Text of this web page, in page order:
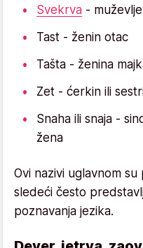
Svekrva -
Tast - ženin otac
Tašta - ženina
Zet - ćerkin ili
Snaha ili snaja -
žena
Ovi nazivi uglavnom
sledeći često
poznavanja jezika.